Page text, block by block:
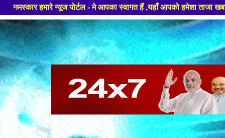
- मे आपका स्वागत हैं ,यहाँ आपको हमेशा ताजा खबरों से रूबरू कराया